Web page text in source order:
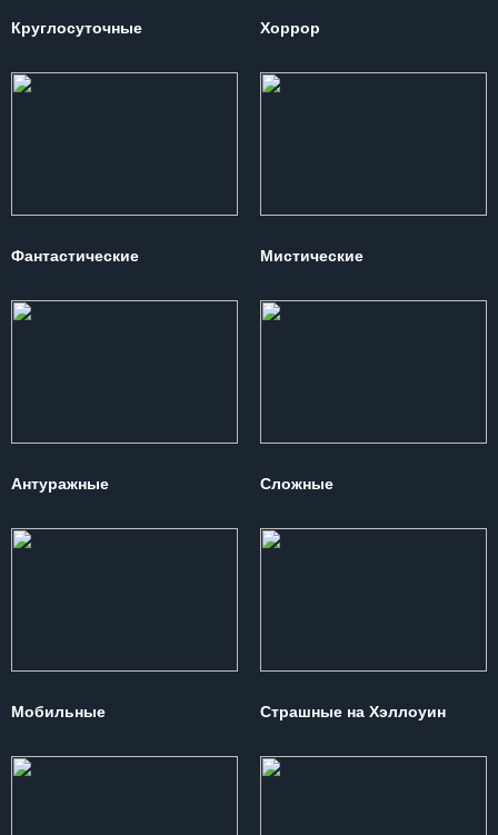
Круглосуточные Хоррор
Фантастические Мистические
Антуражные Сложные
Мобильные Страшные на Хэллоуин